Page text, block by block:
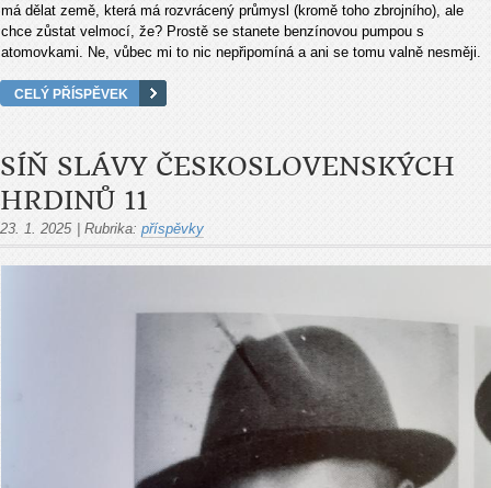
má dělat země, která má rozvrácený průmysl (kromě toho zbrojního), ale
chce zůstat velmocí, že? Prostě se stanete benzínovou pumpou s
atomovkami. Ne, vůbec mi to nic nepřipomíná a ani se tomu valně nesměji.
CELÝ PŘÍSPĚVEK
SÍŇ SLÁVY ČESKOSLOVENSKÝCH
HRDINŮ 11
23. 1. 2025 | Rubrika: příspěvky